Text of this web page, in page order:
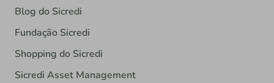
Blog do Sicredi
Fundação Sicredi
Shopping do Sicredi
Sicredi Asset Management